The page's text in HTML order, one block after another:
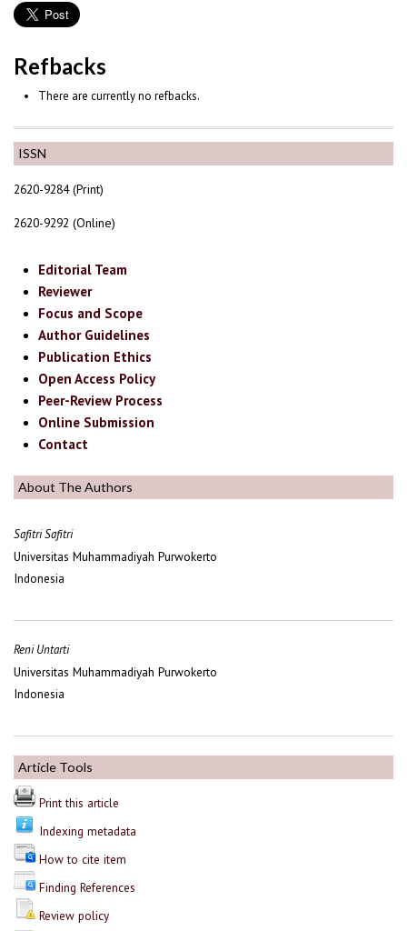
ISSN
2620-9284 (Print)
2620-9292 (Online)
Editorial Team
Reviewer
Focus and Scope
Author Guidelines
Publication Ethics
Open Access Policy
Peer-Review Process
Online Submission
Contact
About The Authors
Safitri Safitri
Universitas Muhammadiyah Purwokerto
Indonesia
Reni Untarti
Universitas Muhammadiyah Purwokerto
Indonesia
Article Tools
Print this article
Indexing metadata
How to cite item
Finding References
Review policy
Refbacks
There are currently no refbacks.